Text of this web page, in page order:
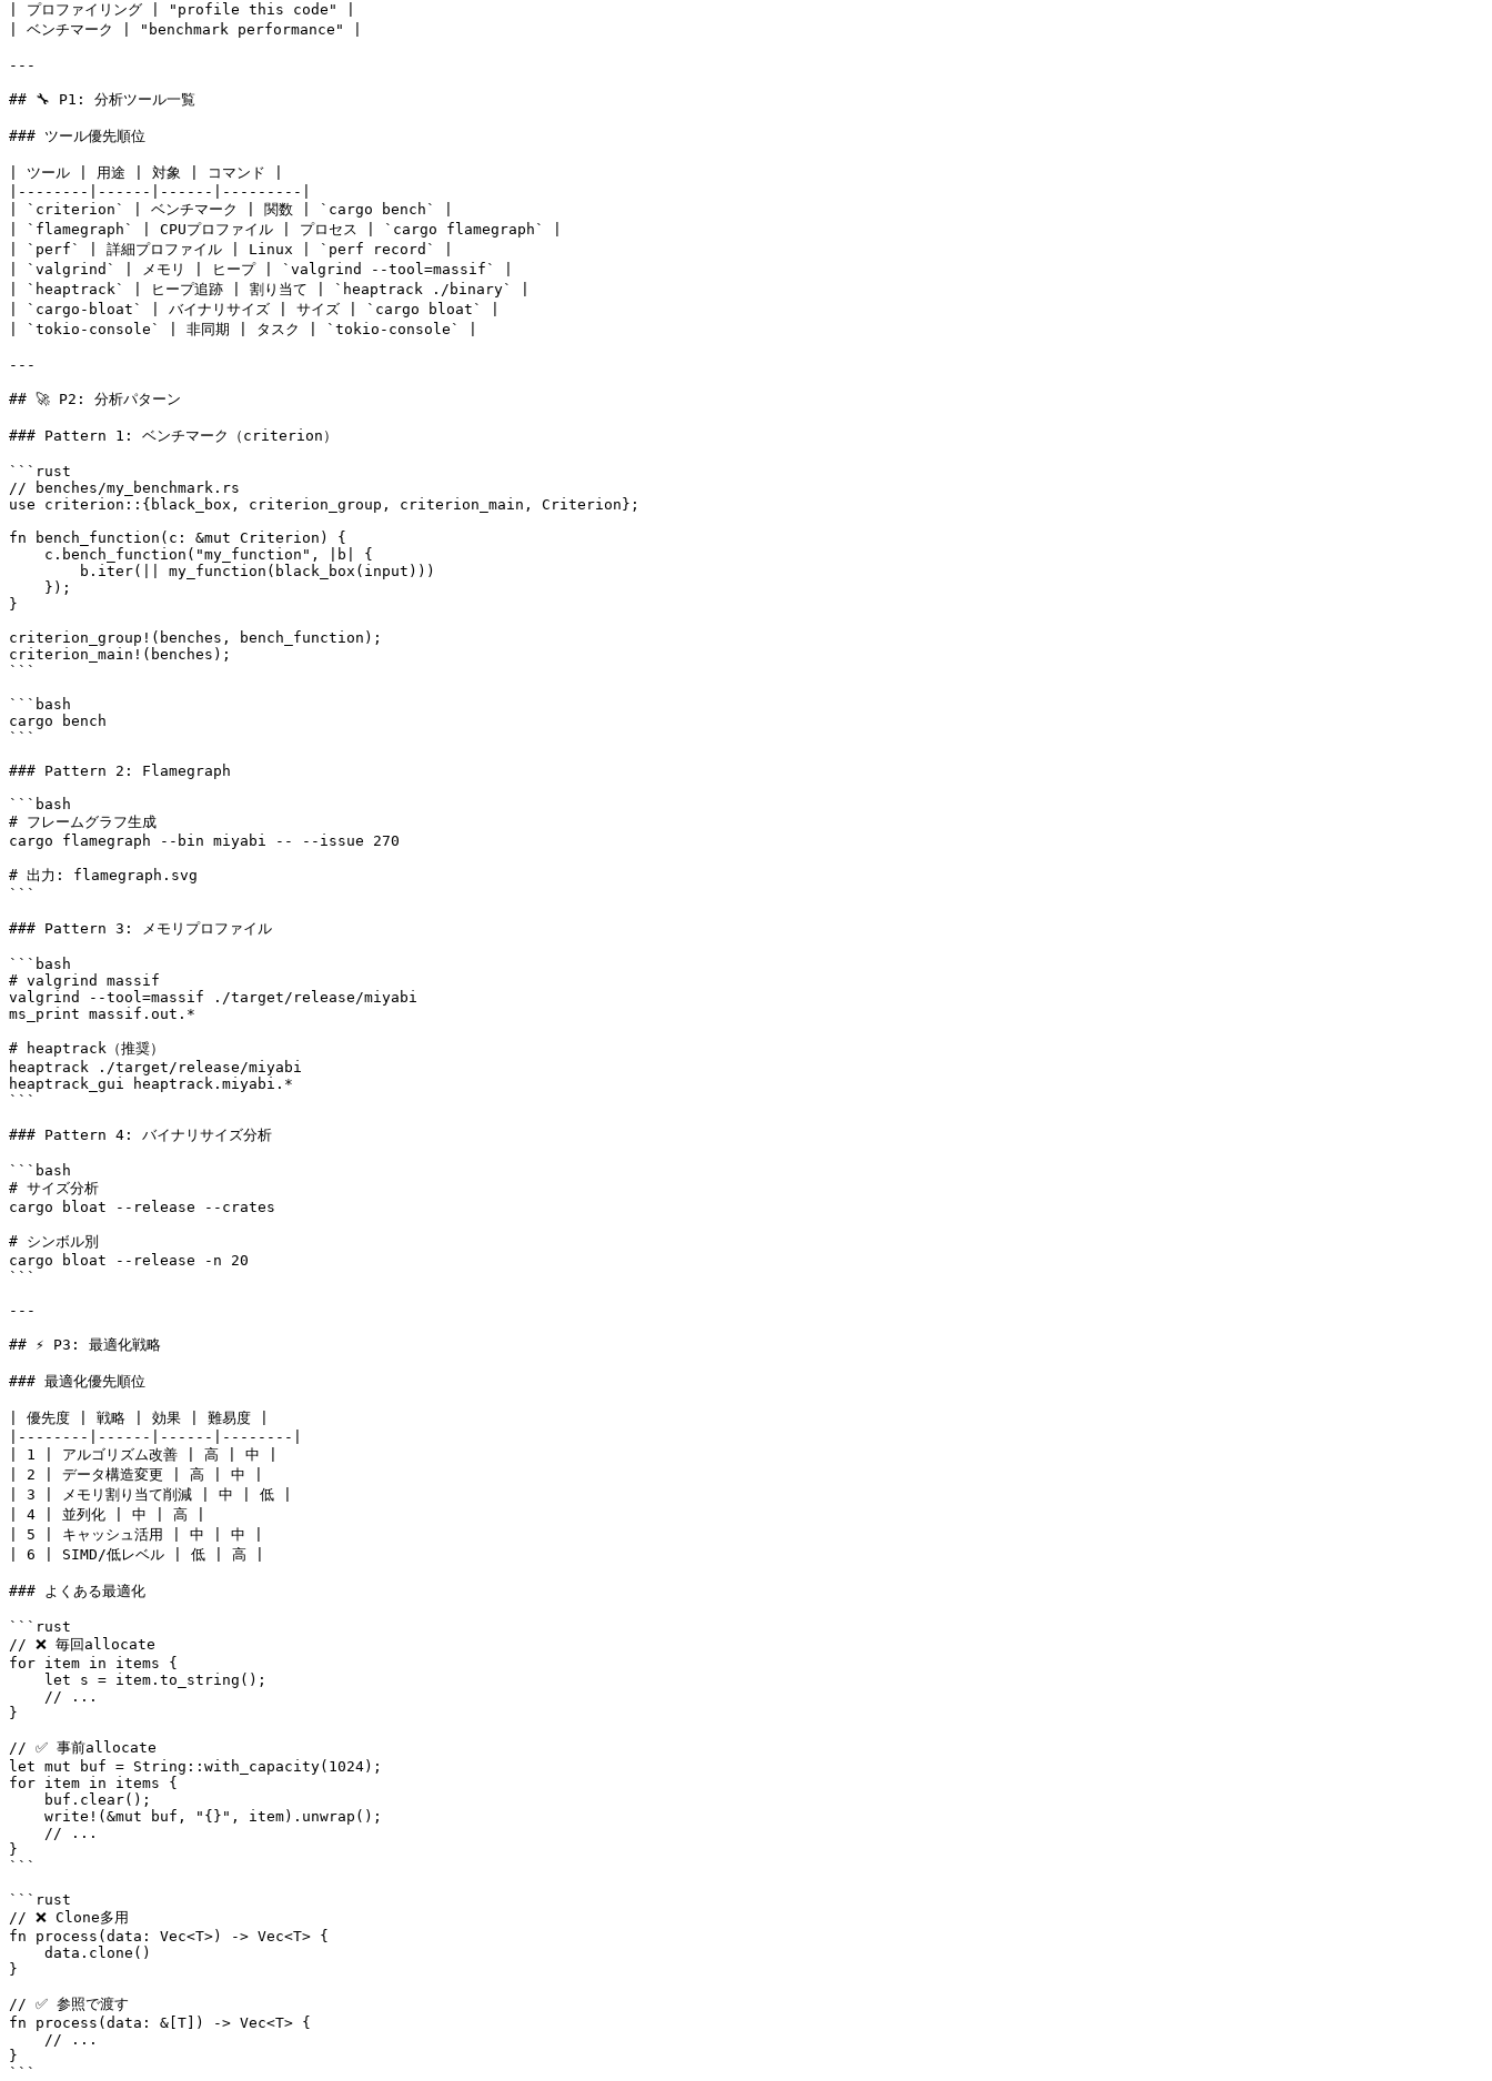
| プロファイリング | "profile this code" |
| ベンチマーク | "benchmark performance" |
---
## 🔧 P1: 分析ツール一覧
### ツール優先順位
| ツール | 用途 | 対象 | コマンド |
|--------|------|------|---------|
| `criterion` | ベンチマーク | 関数 | `cargo bench` |
| `flamegraph` | CPUプロファイル | プロセス | `cargo flamegraph` |
| `perf` | 詳細プロファイル | Linux | `perf record` |
| `valgrind` | メモリ | ヒープ | `valgrind --tool=massif` |
| `heaptrack` | ヒープ追跡 | 割り当て | `heaptrack ./binary` |
| `cargo-bloat` | バイナリサイズ | サイズ | `cargo bloat` |
| `tokio-console` | 非同期 | タスク | `tokio-console` |
---
## 🚀 P2: 分析パターン
### Pattern 1: ベンチマーク（criterion）
```rust
// benches/my_benchmark.rs
use criterion::{black_box, criterion_group, criterion_main, Criterion};
fn bench_function(c: &mut Criterion) {
    c.bench_function("my_function", |b| {
        b.iter(|| my_function(black_box(input)))
    });
}
criterion_group!(benches, bench_function);
criterion_main!(benches);
```
```bash
cargo bench
```
### Pattern 2: Flamegraph
```bash
# フレームグラフ生成
cargo flamegraph --bin miyabi -- --issue 270
# 出力: flamegraph.svg
```
### Pattern 3: メモリプロファイル
```bash
# valgrind massif
valgrind --tool=massif ./target/release/miyabi
ms_print massif.out.*
# heaptrack（推奨）
heaptrack ./target/release/miyabi
heaptrack_gui heaptrack.miyabi.*
```
### Pattern 4: バイナリサイズ分析
```bash
# サイズ分析
cargo bloat --release --crates
# シンボル別
cargo bloat --release -n 20
```
---
## ⚡ P3: 最適化戦略
### 最適化優先順位
| 優先度 | 戦略 | 効果 | 難易度 |
|--------|------|------|--------|
| 1 | アルゴリズム改善 | 高 | 中 |
| 2 | データ構造変更 | 高 | 中 |
| 3 | メモリ割り当て削減 | 中 | 低 |
| 4 | 並列化 | 中 | 高 |
| 5 | キャッシュ活用 | 中 | 中 |
| 6 | SIMD/低レベル | 低 | 高 |
### よくある最適化
```rust
// ❌ 毎回allocate
for item in items {
    let s = item.to_string();
    // ...
}
// ✅ 事前allocate
let mut buf = String::with_capacity(1024);
for item in items {
    buf.clear();
    write!(&mut buf, "{}", item).unwrap();
    // ...
}
```
```rust
// ❌ Clone多用
fn process(data: Vec<T>) -> Vec<T> {
    data.clone()
}
// ✅ 参照で渡す
fn process(data: &[T]) -> Vec<T> {
    // ...
}
```